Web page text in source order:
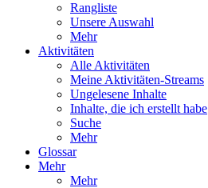
Rangliste
Unsere Auswahl
Mehr
Aktivitäten
Alle Aktivitäten
Meine Aktivitäten-Streams
Ungelesene Inhalte
Inhalte, die ich erstellt habe
Suche
Mehr
Glossar
Mehr
Mehr